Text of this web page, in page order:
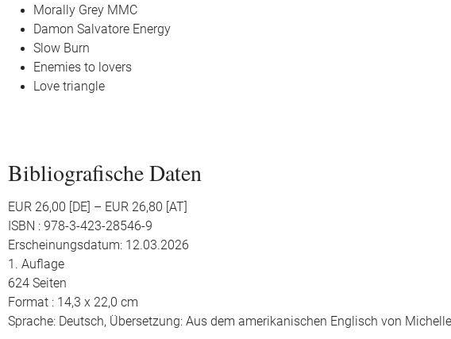
Morally Grey MMC
Damon Salvatore Energy
Slow Burn
Enemies to lovers
Love triangle
Bibliografische Daten
EUR 26,00 [DE] – EUR 26,80 [AT]
ISBN : 978-3-423-28546-9
Erscheinungsdatum: 12.03.2026
1. Auflage
624 Seiten
Format : 14,3 x 22,0 cm
Sprache: Deutsch, Übersetzung: Aus dem amerikanischen Englisch von